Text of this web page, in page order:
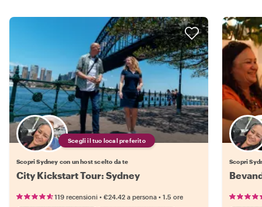
Scegli il tuo local preferito
Scopri Sydney con un host scelto da te
City Kickstart Tour: Sydney
119 recensioni • €24.42 a persona • 1.5 ore
Scopri